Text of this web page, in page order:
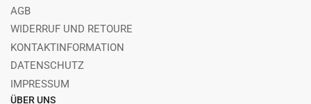
AGB
WIDERRUF UND RETOURE
KONTAKTINFORMATION
DATENSCHUTZ
IMPRESSUM
ÜBER UNS